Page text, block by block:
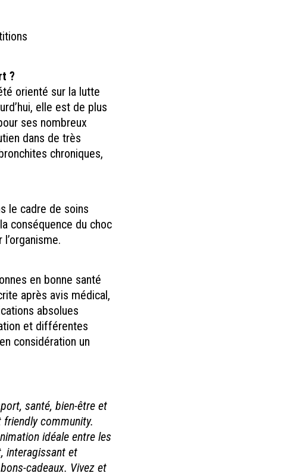
?
orienté sur la lutte
elle est de plus
ses nombreux
dans de très
chroniques,
le cadre de soins
conséquence du choc
en bonne santé
après avis médical,
absolues
et différentes
considération un
santé, bien-être et
community.
idéale entre les
interagissant et
cadeaux. Vivez et